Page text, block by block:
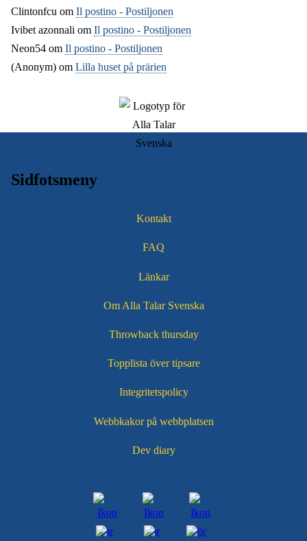
Clintonfcu om Il postino - Postiljonen
Ivibet azonnali om Il postino - Postiljonen
Neon54 om Il postino - Postiljonen
(Anonym) om Lilla huset på prärien
Sidfotsmeny
Kontakt
FAQ
Länkar
Om Alla Talar Svenska
Throwback thursday
Topplista över tipsare
Integritetspolicy
Webbkakor på webbplatsen
Dev diary